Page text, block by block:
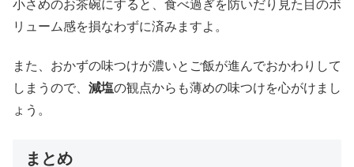
小さめのお茶碗にすると、食べ過ぎを防いだり見た目のボ
リューム感を損なわずに済みますよ。
また、おかずの味つけが濃いとご飯が進んでおかわりして
しまうので、 減塩の観点からも薄めの味つけを心がけまし
ょう。
まとめ